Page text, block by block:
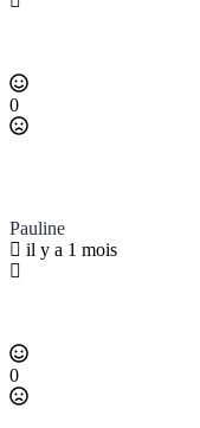
0
Pauline
il y a 1 mois
0